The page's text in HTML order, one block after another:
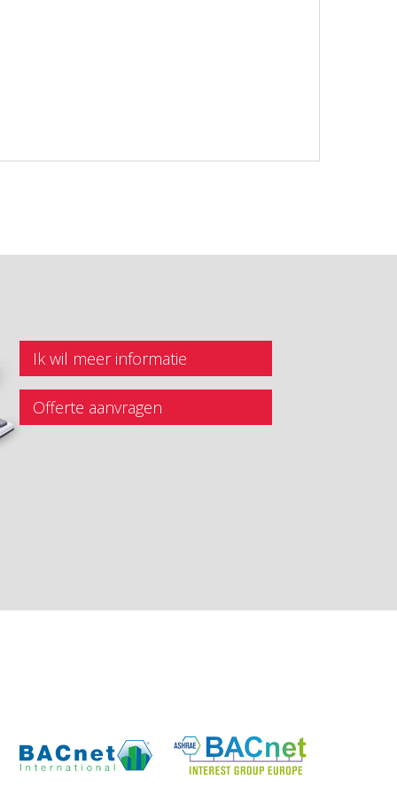
Ik wil meer informatie
Offerte aanvragen